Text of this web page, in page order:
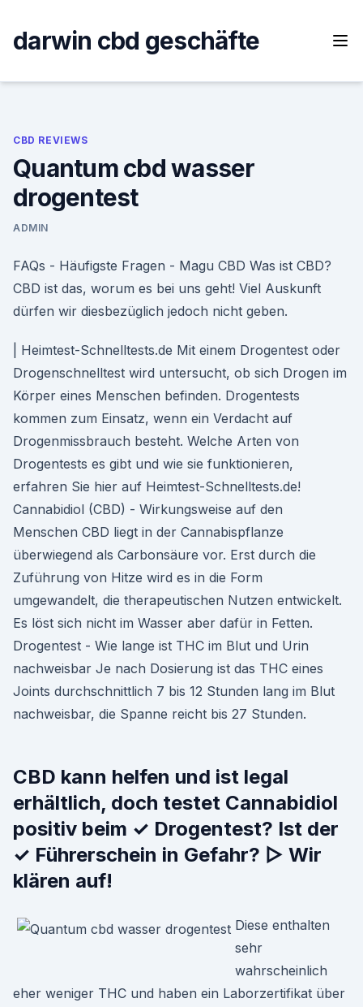
content
darwin cbd geschäfte
CBD REVIEWS
Quantum cbd wasser
drogentest
ADMIN
FAQs - Häufigste Fragen - Magu CBD Was ist CBD?
CBD ist das, worum es bei uns geht! Viel Auskunft
dürfen wir diesbezüglich jedoch nicht geben.
| Heimtest-Schnelltests.de Mit einem Drogentest oder
Drogenschnelltest wird untersucht, ob sich Drogen im
Körper eines Menschen befinden. Drogentests
kommen zum Einsatz, wenn ein Verdacht auf
Drogenmissbrauch besteht. Welche Arten von
Drogentests es gibt und wie sie funktionieren,
erfahren Sie hier auf Heimtest-Schnelltests.de!
Cannabidiol (CBD) - Wirkungsweise auf den
Menschen CBD liegt in der Cannabispflanze
überwiegend als Carbonsäure vor. Erst durch die
Zuführung von Hitze wird es in die Form
umgewandelt, die therapeutischen Nutzen entwickelt.
Es löst sich nicht im Wasser aber dafür in Fetten.
Drogentest - Wie lange ist THC im Blut und Urin
nachweisbar Je nach Dosierung ist das THC eines
Joints durchschnittlich 7 bis 12 Stunden lang im Blut
nachweisbar, die Spanne reicht bis 27 Stunden.
CBD kann helfen und ist legal
erhältlich, doch testet Cannabidiol
positiv beim ✓ Drogentest? Ist der
✓ Führerschein in Gefahr? ▷ Wir
klären auf!
Diese enthalten
sehr
wahrscheinlich
eher weniger THC und haben ein Laborzertifikat über